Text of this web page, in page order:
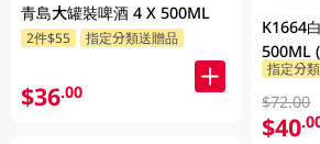
青島大罐裝啤酒 4 X 500ML
2件$55 指定分類送贈品
$36.00
K1664
500ML
指定分
$72.00
$40